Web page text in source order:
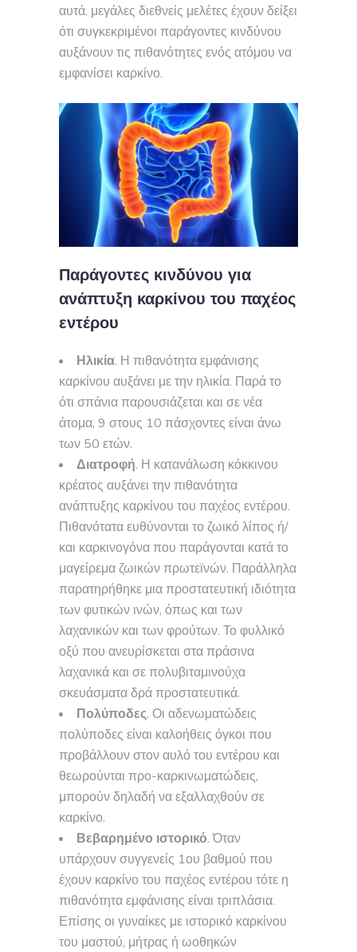
αυτά, μεγάλες διεθνείς μελέτες έχουν δείξει
ότι συγκεκριμένοι παράγοντες κινδύνου
αυξάνουν τις πιθανότητες ενός ατόμου να
εμφανίσει καρκίνο.
Παράγοντες κινδύνου για
ανάπτυξη καρκίνου του παχέος
εντέρου
Ηλικία. Η πιθανότητα εμφάνισης
καρκίνου αυξάνει με την ηλικία. Παρά το
ότι σπάνια παρουσιάζεται και σε νέα
άτομα, 9 στους 10 πάσχοντες είναι άνω
των 50 ετών.
Διατροφή. Η κατανάλωση κόκκινου
κρέατος αυξάνει την πιθανότητα
ανάπτυξης καρκίνου του παχέος εντέρου.
Πιθανότατα ευθύνονται το ζωικό λίπος ή/
και καρκινογόνα που παράγονται κατά το
μαγείρεμα ζωικών πρωτεϊνών. Παράλληλα
παρατηρήθηκε μια προστατευτική ιδιότητα
των φυτικών ινών, όπως και των
λαχανικών και των φρούτων. Το φυλλικό
οξύ που ανευρίσκεται στα πράσινα
λαχανικά και σε πολυβιταμινούχα
σκευάσματα δρά προστατευτικά.
Πολύποδες. Οι αδενωματώδεις
πολύποδες είναι καλοήθεις όγκοι που
προβάλλουν στον αυλό του εντέρου και
θεωρούνται προ-καρκινωματώδεις,
μπορούν δηλαδή να εξαλλαχθούν σε
καρκίνο.
Βεβαρημένο ιστορικό. Όταν
υπάρχουν συγγενείς 1ου βαθμού που
έχουν καρκίνο του παχέος εντέρου τότε η
πιθανότητα εμφάνισης είναι τριπλάσια.
Επίσης οι γυναίκες με ιστορικό καρκίνου
του μαστού, μήτρας ή ωοθηκών